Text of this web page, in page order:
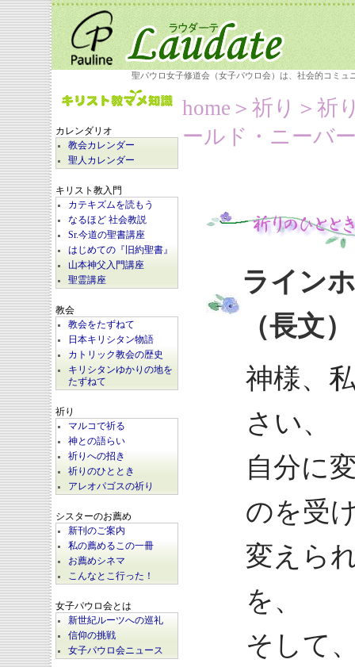
聖パウロ女子修道会（女子パウロ会）は、社会的コミ
カレンダリオ
教会カレンダー
聖人カレンダー
キリスト教入門
カテキズムを読もう
なるほど 社会教説
Sr.今道の聖書講座
はじめての『旧約聖書』
山本神父入門講座
聖霊講座
教会
教会をたずねて
日本キリシタン物語
カトリック教会の歴史
キリシタンゆかりの地を
たずねて
祈り
マルコで祈る
神との語らい
祈りへの招き
祈りのひととき
アレオパゴスの祈り
シスターのお薦め
新刊のご案内
私の薦めるこの一冊
お薦めシネマ
こんなとこ行った！
女子パウロ会とは
新世紀ルーツへの巡礼
信仰の挑戦
女子パウロ会ニュース
home ＞祈り＞ 祈
ールド・ニーバ
ライン
（長文）
神様、
さい、
自分に
のを受
変えら
を、
そして